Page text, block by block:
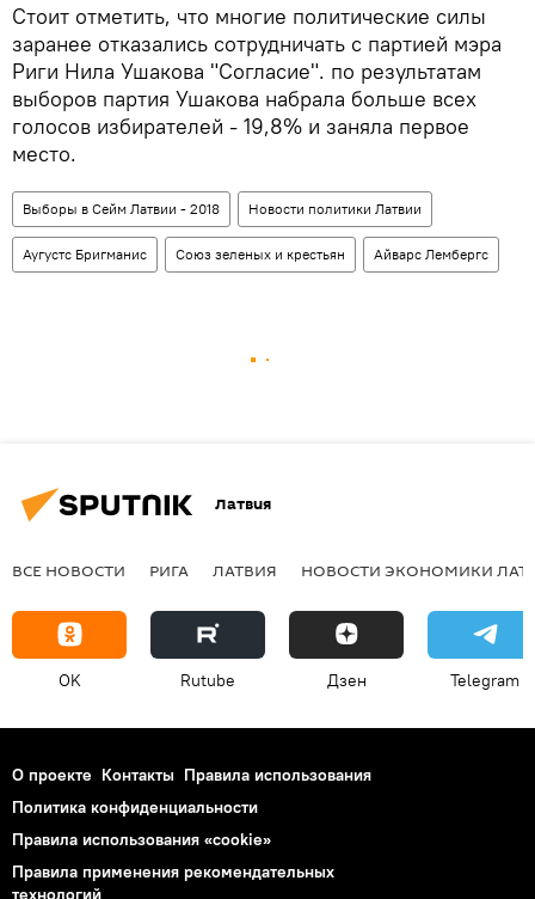
Стоит отметить, что многие политические силы
заранее отказались сотрудничать с партией мэра
Риги Нила Ушакова "Согласие". по результатам
выборов партия Ушакова набрала больше всех
голосов избирателей - 19,8% и заняла первое
место.
Выборы в Сейм Латвии - 2018 Новости политики Латвии
Аугустс Бригманис Союз зеленых и крестьян Айварс Лембергс
Латвия
ВСЕ НОВОСТИ РИГА ЛАТВИЯ НОВОСТИ ЭКОНОМИКИ
OK Rutube Дзен Telegram
О проекте Контакты Правила использования
Политика конфиденциальности
Правила использования «cookie»
Правила применения рекомендательных
технологий